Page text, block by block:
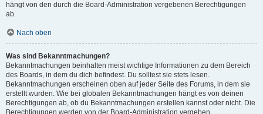
hängt von den durch die Board-Administration vergebenen Berechtigungen
ab.
Nach oben
Was sind Bekanntmachungen?
Bekanntmachungen beinhalten meist wichtige Informationen zu dem Bereich
des Boards, in dem du dich befindest. Du solltest sie stets lesen.
Bekanntmachungen erscheinen oben auf jeder Seite des Forums, in dem sie
erstellt wurden. Wie bei globalen Bekanntmachungen hängt es von deinen
Berechtigungen ab, ob du Bekanntmachungen erstellen kannst oder nicht. Die
Berechtigungen werden von der Board-Administration vergeben.